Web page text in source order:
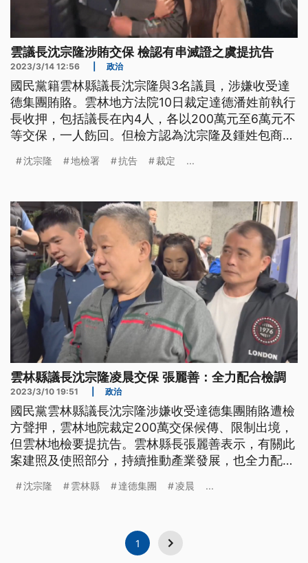
雲議長沈宗隆涉賄交保 檢認有串滅證之虞提抗告
2023/3/14 12:56 政治
國民黨籍雲林縣議長沈宗隆與3名議員，涉嫌收受達
德集團賄賂。雲林地方法院10日裁定達德潘姓前執行
長收押，包括議長在內4人，各以200萬元至6萬元不
等交保，一人飭回。但檢方認為沈宗隆及鍾姓包商有
沈宗隆 地檢署 抗告 裁定 ...
雲林縣議長沈宗隆凌晨交保 張麗善：全力配合檢調
2023/3/10 19:51 政治
國民黨雲林縣議長沈宗隆涉嫌收受達德集團賄賂遭檢
方聲押，雲林地院裁定200萬交保候傳、限制出境，
但雲林地檢要提抗告。雲林縣長張麗善表示，有關此
案建照及使照部分，持續推動產業發展，也全力配合
沈宗隆 雲林縣 達德集團 凌晨 ...
1